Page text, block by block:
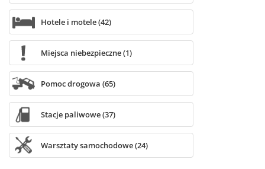
Hotele i motele (42)
Miejsca niebezpieczne (1)
Pomoc drogowa (65)
Stacje paliwowe (37)
Warsztaty samochodowe (24)